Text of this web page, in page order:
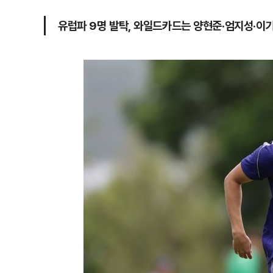
유럽파 9명 발탁, 와일드카드는 양현준·엄지성·이